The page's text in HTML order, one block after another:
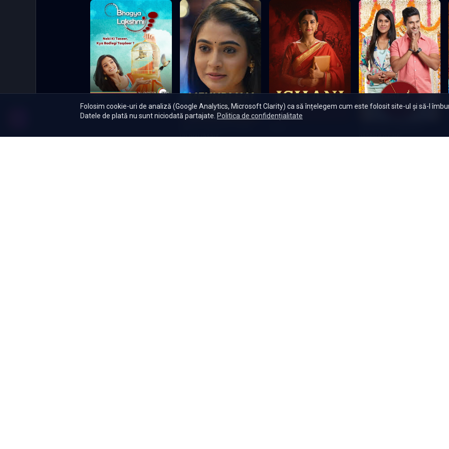
Folosim cookie-uri de analiză (Google Analytics, Microsoft Clarity) ca să înțelegem cum este folosit site-ul și să-l
Datele de plată nu sunt niciodată partajate. Politica de confidențialitate
Încarcă mai multe episoade
Bhagya lakshmi
Un nou răsărit
găsește o cale